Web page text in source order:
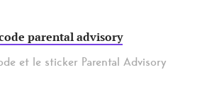
et le sticker Parental Advisory